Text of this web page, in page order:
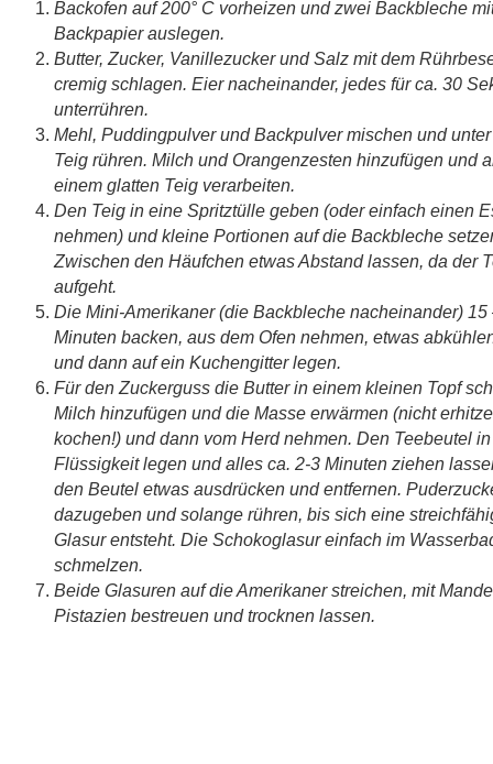
Backofen auf 200° C vorheizen und zwei Backbleche
Backpapier auslegen.
Butter, Zucker, Vanillezucker und Salz mit dem
cremig schlagen. Eier nacheinander, jedes für ca. 30
unterrühren.
Mehl, Puddingpulver und Backpulver mischen und
Teig rühren. Milch und Orangenzesten hinzufügen und
einem glatten Teig verarbeiten.
Den Teig in eine Spritztülle geben (oder einfach einen
nehmen) und kleine Portionen auf die Backbleche
Zwischen den Häufchen etwas Abstand lassen, da der
aufgeht.
Die Mini-Amerikaner (die Backbleche nacheinander) 15
Minuten backen, aus dem Ofen nehmen, etwas
und dann auf ein Kuchengitter legen.
Für den Zuckerguss die Butter in einem kleinen Topf
Milch hinzufügen und die Masse erwärmen (nicht
kochen!) und dann vom Herd nehmen. Den Teebeutel
Flüssigkeit legen und alles ca. 2-3 Minuten ziehen
den Beutel etwas ausdrücken und entfernen.
dazugeben und solange rühren, bis sich eine
Glasur entsteht. Die Schokoglasur einfach im
schmelzen.
Beide Glasuren auf die Amerikaner streichen, mit
Pistazien bestreuen und trocknen lassen.